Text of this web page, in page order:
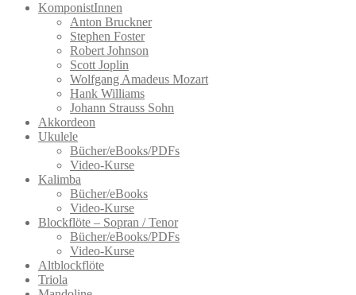
KomponistInnen
Anton Bruckner
Stephen Foster
Robert Johnson
Scott Joplin
Wolfgang Amadeus Mozart
Hank Williams
Johann Strauss Sohn
Akkordeon
Ukulele
Bücher/eBooks/PDFs
Video-Kurse
Kalimba
Bücher/eBooks
Video-Kurse
Blockflöte – Sopran / Tenor
Bücher/eBooks/PDFs
Video-Kurse
Altblockflöte
Triola